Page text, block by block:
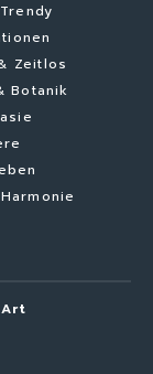
Zeitlos
Botanik